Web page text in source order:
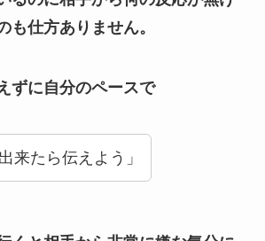
くと相手から非常に嫌な気分に
。